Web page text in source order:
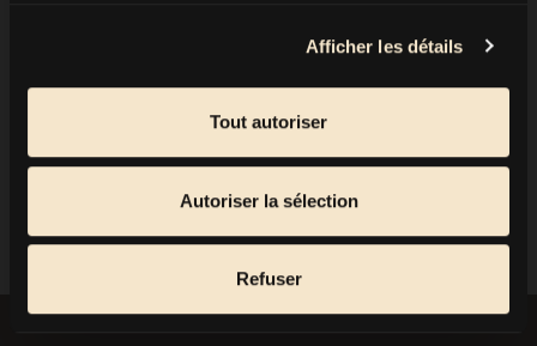
Afficher les détails
Tout autoriser
Autoriser la sélection
Refuser
relèvement progressifs de mon secteur !
Ciao